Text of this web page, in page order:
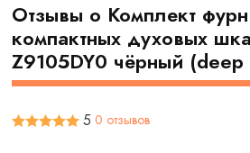
Отзывы о Комплект
компактных духовых
Z9105DY0 чёрный (deep
5 0 отзывов